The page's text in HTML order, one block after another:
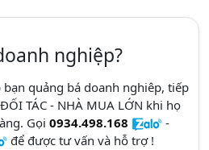
nghiệp?
quảng bá doanh nghiêp, tiếp
TÁC - NHÀ MUA LỚN khi họ
Gọi 0934.498.168
-
để được tư vấn và hỗ trợ !